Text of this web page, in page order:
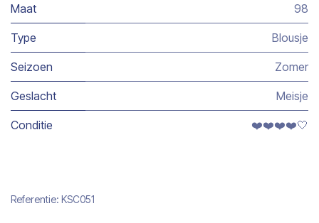
Maat 98
Type Blousje
Seizoen Zomer
Geslacht Meisje
Conditie ❤️❤️❤️❤️🤍
Referentie: KSC051